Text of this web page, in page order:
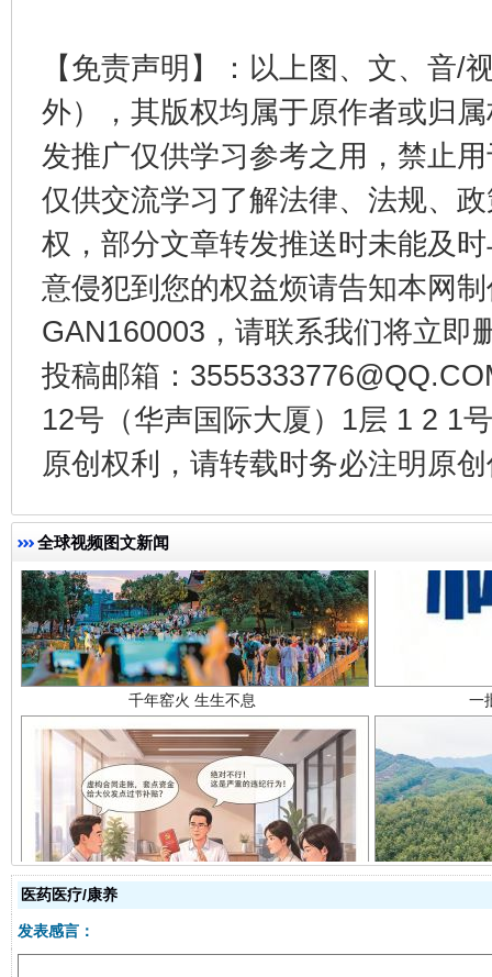
【免责声明】：以上图、文、音/
外），其版权均属于原作者或归
发推广仅供学习参考之用，禁止
仅供交流学习了解法律、法规、
权，部分文章转发推送时未能及
意侵犯到您的权益烦请告知本网
GAN160003，请联系我们将立即
投稿邮箱：
12号（华声国际大厦）1层 1 2 1
原创权利，请转载时务必注明原
全球视频图文新闻
东山县通报“牛蛙产品抗生素超标问题” 法
揭开“小金库”的免责幌子
医药医疗/康养
发表感言：